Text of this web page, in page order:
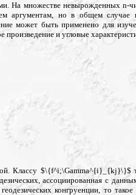
На множестве невырожденных n-
аргументам, но в общем случае
может быть применено для
произведение и угловые
Классу
ассоциированная с
конгруенции, то такое